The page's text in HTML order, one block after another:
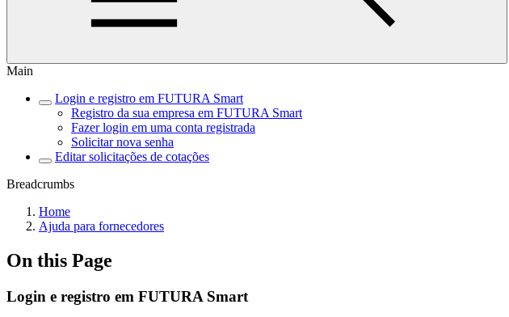
Main
Login e registro em FUTURA Smart
Registro da sua empresa em FUTURA Smart
Fazer login em uma conta registrada
Solicitar nova senha
Editar solicitações de cotações
Breadcrumbs
Home
Ajuda para fornecedores
On this Page
Login e registro em FUTURA Smart